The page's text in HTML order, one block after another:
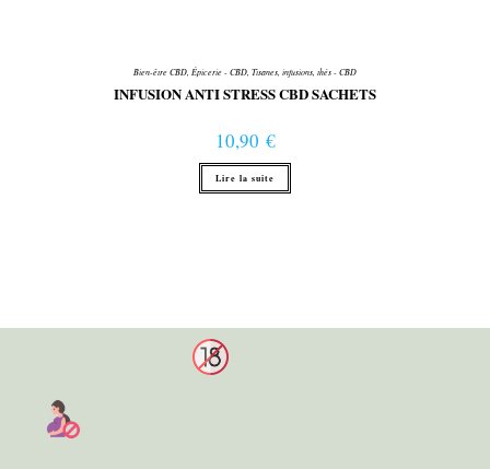
Bien-être CBD, Épicerie - CBD, Tisanes, infusions, thés - CBD
INFUSION ANTI STRESS CBD SACHETS
10,90 €
Lire la suite